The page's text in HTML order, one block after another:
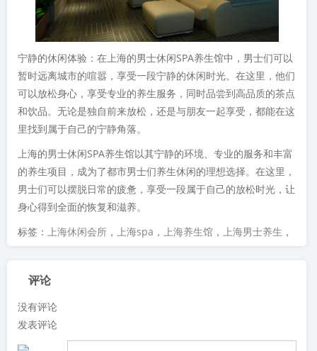
宁静的休闲体验：在上海的男士休闲SPA养生馆中，男士们可以
暂时远离城市的喧嚣，享受一段宁静的休闲时光。在这里，他们
可以放松身心，享受专业的养生服务，同时品尝到高品质的茶点
和饮品。无论是独自前来放松，还是与朋友一起享受，都能在这
里找到属于自己的宁静角落。
上海的男士休闲SPA养生馆以其宁静的环境、专业的服务和丰富
的养生项目，成为了都市男士们养生休闲的理想选择。在这里，
男士们可以摆脱日常的疲惫，享受一段属于自己的放松时光，让
身心得到全面的恢复和滋养。
标签： 上海休闲会所 ， 上海spa ， 上海养生馆 ， 上海男士养生 ，
评论
没有评论
发表评论